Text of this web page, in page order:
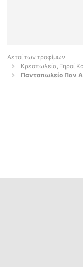
Αετοί των τροφίμων
Κρεοπωλεία, Ξηροί
Παντοπωλείο Παν